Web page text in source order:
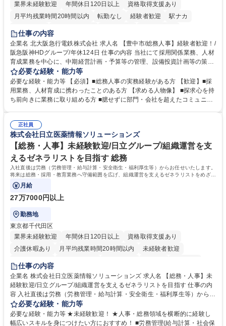
業界未経験歓迎
年間休日120日以上
資格取得支援あり
月平均残業時間20時間以内
転勤なし 経験者歓迎
駅ナカ
退職金あり
土日祝休み
服装自由 昼食補助あり 食事補助あり
仕事の内容
企業名 北大阪急行電鉄株式会社 求人名 【豊中市/総務人事】経験者歓迎！/
阪急阪神HDグループ/年休124日 仕事の内容 当社にて採用関係業務、人材
育成業務を中心に、中期経営計画・予算等の管理、設備投資計画等の策
定、さらに社内の重要会議の運営等、経営の根幹となる幅広い総務人事業
務全般を担当していただきます。 【主な業務内容】 ■採用関係業務および
人材育成(社員研修)業務の推進 ■中期経営計画および予算等の管理 ■設備
投資計画等の策定 ■社内の重要会議の運営 ■その他総務人事業務全般 【入
務人事】経験者歓迎！/阪急阪神HDグループ/年休124日
必要な経験・能力等
必要な経験・能力等 【必須】■総務人事の実務経験がある方 【歓迎】■採
用業務、人材育成に携わったことのある方 【求める人物像】 ■探求心を持
ち前向きに業務に取り組める方 ■臆せずに部門・会社を超えたコミュニケ
囲のメンバーと協調しつつ主体性を持って能動的に業務を推進できる方 学
歴・資格 学歴：大学院 大学 高専 短大 専修学校 高校 語学力： 資格：
正社員
株式会社日立医薬情報ソリューションズ
【総務・人事】未経験歓迎/日立グループ/組織運営を支
えるゼネラリストを目指す 総務
入社直後は労務（労務管理・給与計算・安全衛生・福利厚生等）からお任せいたします。
将来は総務・採用・教育業務へ守備範囲を広げ、組織運営を支えるゼネラリストをめざせ
ます。
月給
27万7000円以上
勤務地
東京都千代田区
業界未経験歓迎
年間休日120日以上
資格取得支援あり
介護休暇あり
月平均残業時間20時間以内
未経験者歓迎
住宅手当あり
育休あり
完全週休2日制 交通費支給 土日祝休み 寮・社宅あり
仕事の内容
企業名 株式会社日立医薬情報ソリューションズ 求人名 【総務・人事】未
経験歓迎/日立グループ/組織運営を支えるゼネラリストを目指す 仕事の内
容 入社直後は労務（労務管理・給与計算・安全衛生・福利厚生等）からお
任せいたします。将来は総務・採用・教育業務へ守備範囲を広げ、組織運
営を支えるゼネラリストをめざせます。 ・初期業務：労働時間管理、給与
計算、社会保険対応、福利厚生管理、安全衛生、健康経営推進等をお任せ
必要な経験・能力等
必要な経験・能力等 ★未経験歓迎！ ★人事・総務領域を横断的に経験し
幅広いスキルを身につけたい方におすすめ！ ■労務管理(給与計算・社会保